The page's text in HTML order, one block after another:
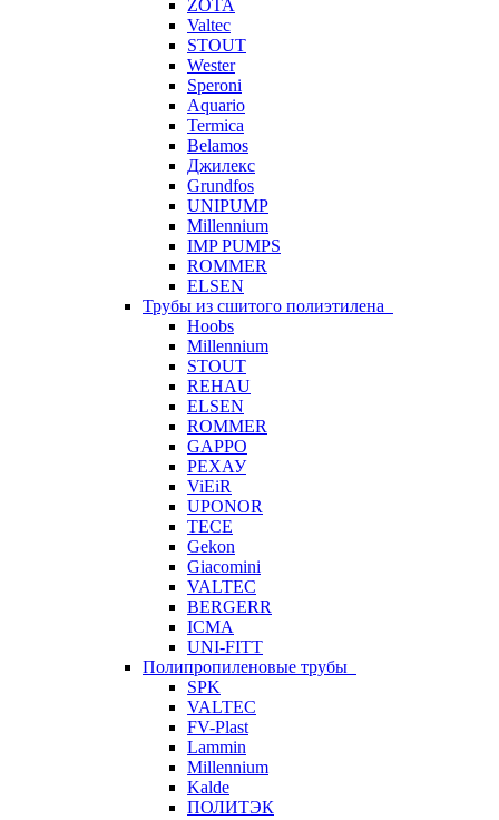
ZOTA
Valtec
STOUT
Wester
Speroni
Aquario
Termica
Belamos
Джилекс
Grundfos
UNIPUMP
Millennium
IMP PUMPS
ROMMER
ELSEN
Трубы из сшитого полиэтилена
Hoobs
Millennium
STOUT
REHAU
ELSEN
ROMMER
GAPPO
РЕХАУ
ViEiR
UPONOR
TECE
Gekon
Giacomini
VALTEC
BERGERR
ICMA
UNI-FITT
Полипропиленовые трубы
SPK
VALTEC
FV-Plast
Lammin
Millennium
Kalde
ПОЛИТЭК